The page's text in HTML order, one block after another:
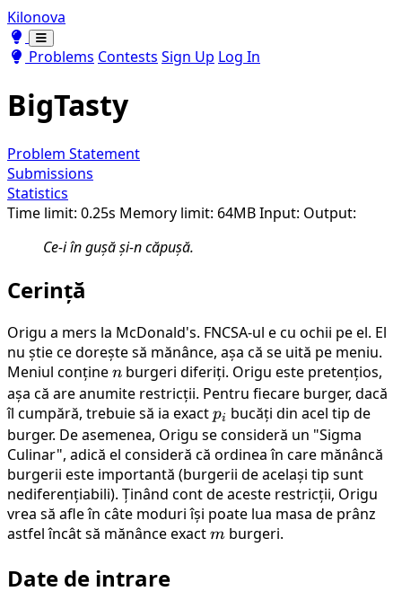
Kilonova
Toggle theme
Toggle theme
Problems Contests Sign Up Log In
BigTasty
Problem Statement
Submissions
Statistics
Time limit: 0.25s Memory limit: 64MBInput: Output:
Ce-i în gușă și-n căpușă.
Cerință
Origu a mers la McDonald's. FNCSA-ul e cu ochii pe el. El
nu știe ce dorește să mănânce, așa că se uită pe meniu.
Meniul conținen
n burgeri diferiți. Origu este pretențios,
așa că are anumite restricții. Pentru fiecare burger, dacă
îl cumpără, trebuie să ia exactp_i
pi bucăți din acel tip de
burger. De asemenea, Origu se consideră un "Sigma
Culinar", adică el consideră că ordinea în care mănâncă
burgerii este importantă (burgerii de același tip sunt
nediferențiabili). Ținând cont de aceste restricții, Origu
vrea să afle în câte moduri își poate lua masa de prânz
astfel încât să mănânce exactm
m burgeri.
Date de intrare